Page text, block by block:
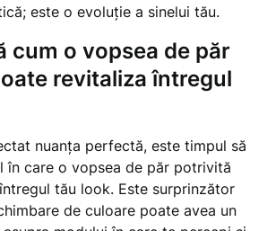
este o evoluție a sinelui tău.
cum o vopsea de păr
revitaliza întregul
nuanța perfectă, este timpul să
în care o vopsea de păr potrivită
tău look. Este surprinzător
de culoare poate avea un